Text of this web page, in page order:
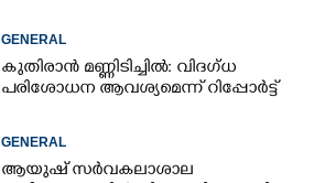
GENERAL
കുതിരാൻ മണ്ണിടിച്ചിൽ: വിദഗ്ധ
പരിശോധന ആവശ്യമെന്ന് റിപ്പോർട്ട്
GENERAL
ആയുഷ് സർവകലാശാല